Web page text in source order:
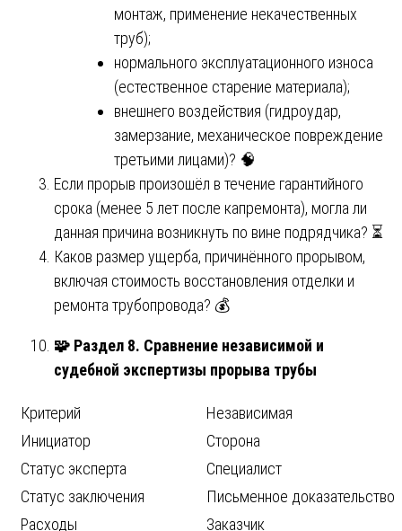
монтаж, применение некачественных
труб);
нормального эксплуатационного износа
(естественное старение материала);
внешнего воздействия (гидроудар,
замерзание, механическое повреждение
третьими лицами)? 🧠
Если прорыв произошёл в течение гарантийного
срока (менее 5 лет после капремонта), могла ли
данная причина возникнуть по вине подрядчика? ⏳
Каков размер ущерба, причинённого прорывом,
включая стоимость восстановления отделки и
ремонта трубопровода? 💰
🧩 Раздел 8. Сравнение независимой и
судебной экспертизы прорыва трубы
Критерий
Независимая
Инициатор
Сторона
Статус эксперта
Специалист
Статус заключения
Письменное доказательство
Расходы
Заказчик